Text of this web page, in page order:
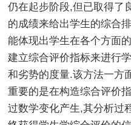
仍在起步阶段,但已取得了
的成绩来给出学生的综合
能体现出学生在各个方面
建立综合评价指标来进行
和劣势的度量.该方法一方
重要的是在构造综合评价
过数学变化产生,其分析过